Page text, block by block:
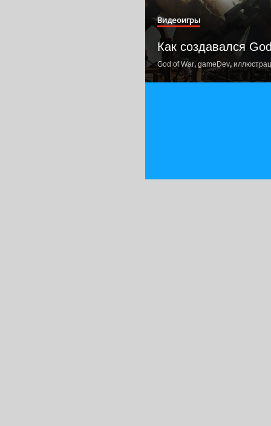
Видеоигры
Как создавался
God of War, gameDev,